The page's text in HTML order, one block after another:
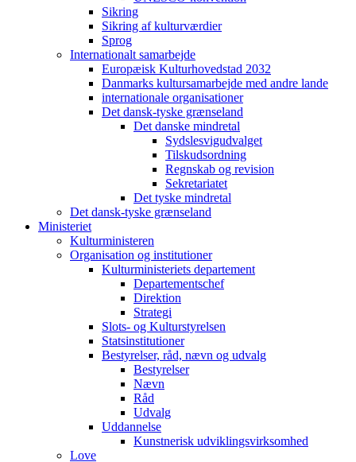
Sikring
Sikring af kulturværdier
Sprog
Internationalt samarbejde
Europæisk Kulturhovedstad 2032
Danmarks kultursamarbejde med andre lande
internationale organisationer
Det dansk-tyske grænseland
Det danske mindretal
Sydslesvigudvalget
Tilskudsordning
Regnskab og revision
Sekretariatet
Det tyske mindretal
Det dansk-tyske grænseland
Ministeriet
Kulturministeren
Organisation og institutioner
Kulturministeriets departement
Departementschef
Direktion
Strategi
Slots- og Kulturstyrelsen
Statsinstitutioner
Bestyrelser, råd, nævn og udvalg
Bestyrelser
Nævn
Råd
Udvalg
Uddannelse
Kunstnerisk udviklingsvirksomhed
Love